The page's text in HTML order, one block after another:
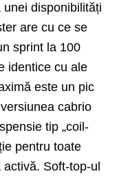
disponibilități
are cu ce se
sprint la 100
identice cu ale
este un pic
cabrio
tip „coil-
pentru toate
Soft-top-ul